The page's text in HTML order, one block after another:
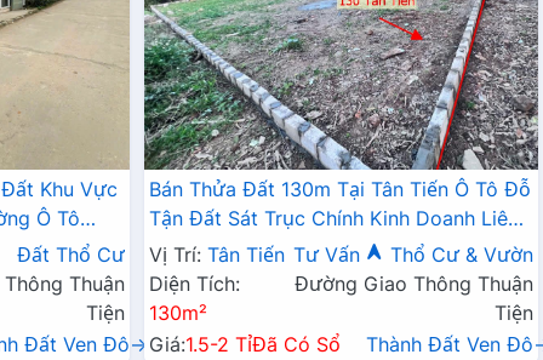
Khu Vực
Ô Tô
Liên Xã
Đất Thổ Cư
Thuận
Tiện
Đất Ven Đô→
Bán Thửa Đất 130m Tại Tân Tiến Ô Tô Đỗ
Tận Đất Sát Trục Chính Kinh Doanh Liên
Xã
Vị Trí: Tân Tiến Tư Vấn
Thổ Cư & Vườn
Diện Tích:
130m²
Đường Giao Thông Thuận
Tiện
Giá:1.5-2 TỉĐã Có Sổ Thành Đất Ven